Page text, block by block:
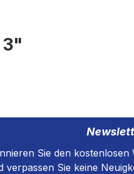
3"
Sie den
verpassen Sie keine